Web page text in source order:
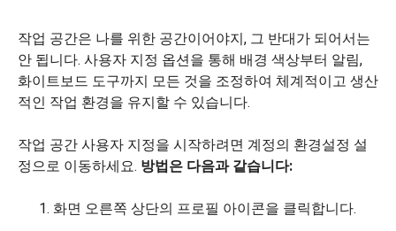
작업 공간은 나를 위한 공간이어야지, 그 반대가 되어서는
안 됩니다. 사용자 지정 옵션을 통해 배경 색상부터 알림,
화이트보드 도구까지 모든 것을 조정하여 체계적이고 생산
적인 작업 환경을 유지할 수 있습니다.
작업 공간 사용자 지정을 시작하려면 계정의 환경설정 설
정으로 이동하세요. 방법은 다음과 같습니다:
화면 오른쪽 상단의 프로필 아이콘을 클릭합니다.